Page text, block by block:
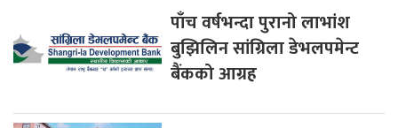
पाँच वर्षभन्दा पुरानो लाभांश
बुझिलिन सांग्रिला डेभलपमेन्ट
बैंकको आग्रह